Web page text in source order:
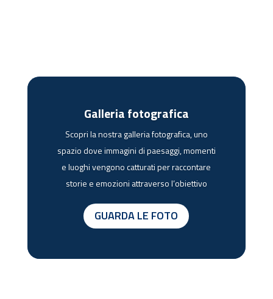
Galleria fotografica
Scopri la nostra galleria fotografica, uno
spazio dove immagini di paesaggi, momenti
e luoghi vengono catturati per raccontare
storie e emozioni attraverso l’obiettivo
GUARDA LE FOTO